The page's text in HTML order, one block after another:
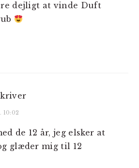
dejligt at vinde Duft
10:02
de 12 år, jeg elsker at
glæder mig til 12